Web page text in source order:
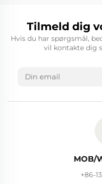
Tilmeld dig
Hvis du har spørgsmål,
vil kontakte dig
MOB/
+86-